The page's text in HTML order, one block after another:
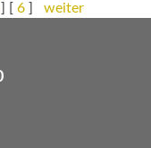
] [ 6 ] weiter